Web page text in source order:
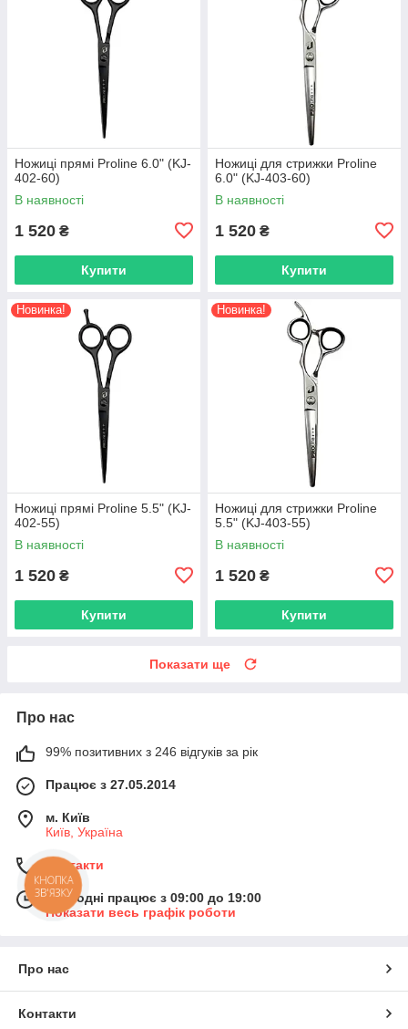
Ножиці прямі Proline 6.0" (KJ-
402-60)
В наявності
1 520 ₴
Купити
Ножиці для стрижки Proline
6.0" (KJ-403-60)
В наявності
1 520 ₴
Купити
Новинка!
Ножиці прямі Proline 5.5" (KJ-
402-55)
В наявності
1 520 ₴
Купити
Новинка!
Ножиці для стрижки Proline
5.5" (KJ-403-55)
В наявності
1 520 ₴
Купити
Показати ще
Про нас
99% позитивних з 246 відгуків за рік
Працює з 27.05.2014
м. Київ
Київ, Україна
Контакти
Сьогодні працює з 09:00 до 19:00
Показати весь графік роботи
Про нас
Контакти
КНОПКА
ЗВ'ЯЗКУ